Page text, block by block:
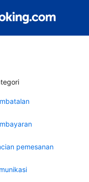
pemesanan